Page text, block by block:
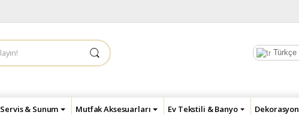
Türkçe
Servis & Sunum Mutfak Aksesuarları Ev Tekstili & Banyo Dekorasyon